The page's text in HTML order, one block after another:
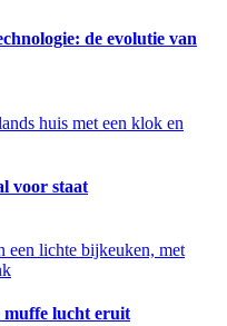
de evolutie van
voor staat
muffe lucht eruit